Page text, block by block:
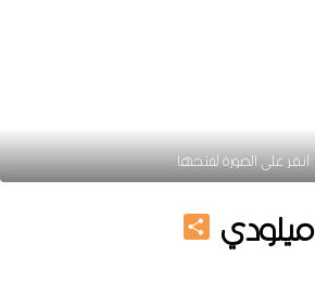
انقر على الصورة لفتحها
ميلودي
احدث غرف نوم 2023